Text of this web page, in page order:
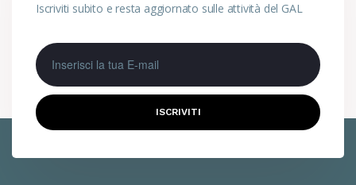
Iscriviti subito e resta aggiornato sulle attività del GAL
ISCRIVITI